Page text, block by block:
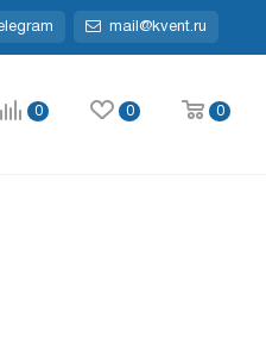
mail@kvent.ru
0 0 0